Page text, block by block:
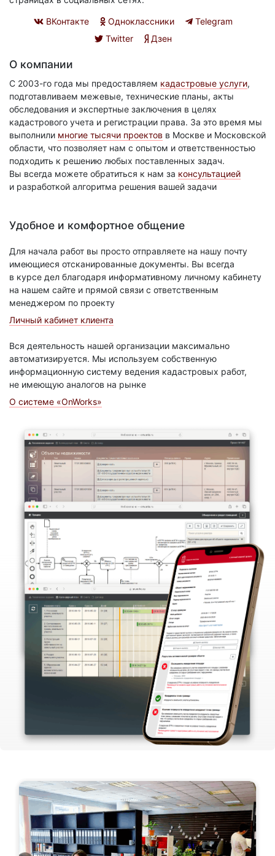
ВКонтакте Одноклассники
Telegram
Twitter
Дзен
О компании
С 2003-го года мы предоставляем кадастровые услуги,
подготавливаем межевые, технические планы, акты
обследования и экспертные заключения в целях
кадастрового учета и регистрации права. За это время мы
выполнили многие тысячи проектов в Москве и Московской
области, что позволяет нам с опытом и ответственностью
подходить к решению любых поставленных задач.
Вы всегда можете обратиться к нам за консультацией
и разработкой алгоритма решения вашей задачи
Удобное и комфортное общение
Для начала работ вы просто отправляете на нашу почту
имеющиеся отсканированные документы. Вы всегда
в курсе дел благодаря информативному личному кабинету
на нашем сайте и прямой связи с ответственным
менеджером по проекту
Личный кабинет клиента
Вся деятельность нашей организации максимально
автоматизируется. Мы используем собственную
информационную систему ведения кадастровых работ,
не имеющую аналогов на рынке
О системе «OnWorks»